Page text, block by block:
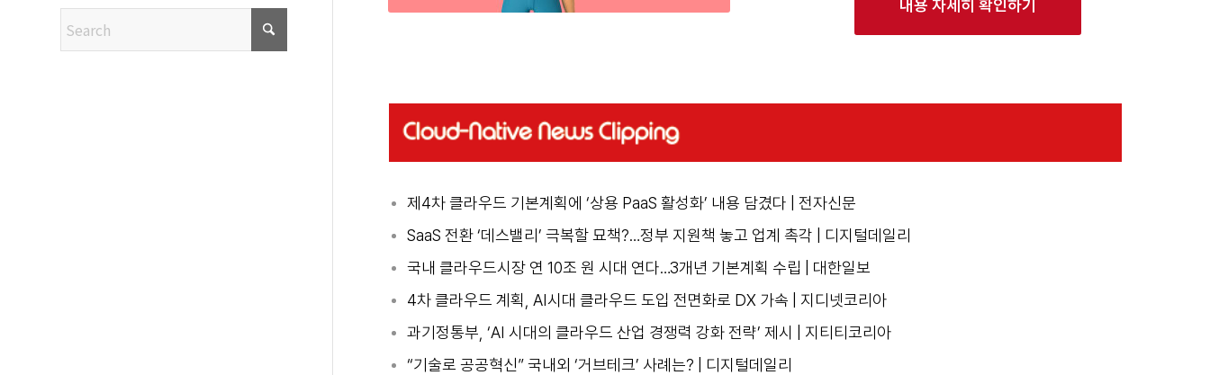
내용 자세히 확인하기
제4차 클라우드 기본계획에 ‘상용 PaaS 활성화’ 내용 담겼다 | 전자신문
SaaS 전환 ‘데스밸리’ 극복할 묘책?…정부 지원책 놓고 업계 촉각 | 디지털데일리
국내 클라우드시장 연 10조 원 시대 연다…3개년 기본계획 수립 | 대한일보
4차 클라우드 계획, AI시대 클라우드 도입 전면화로 DX 가속 | 지디넷코리아
과기정통부, ‘AI 시대의 클라우드 산업 경쟁력 강화 전략’ 제시 | 지티티코리아
“기술로 공공혁신” 국내외 ‘거브테크’ 사례는? | 디지털데일리